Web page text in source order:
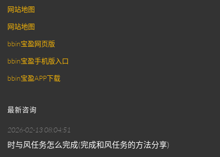
网站地图
网站地图
bbin宝盈网页版
bbin宝盈手机版入口
bbin宝盈APP下载
最新咨询
2026-02-13 08:04:51
时与风任务怎么完成(完成和风任务的方法分享)